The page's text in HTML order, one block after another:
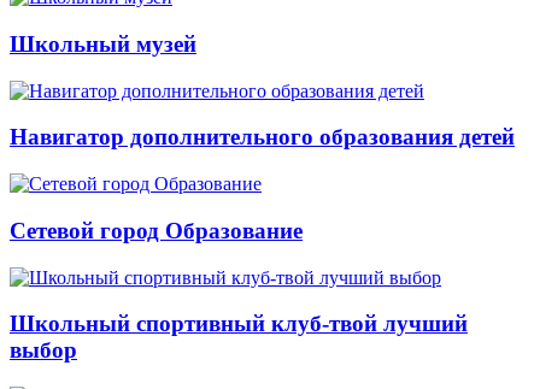
Школьный музей
Навигатор дополнительного образования детей
Сетевой город Образование
Школьный спортивный клуб-твой лучший
выбор